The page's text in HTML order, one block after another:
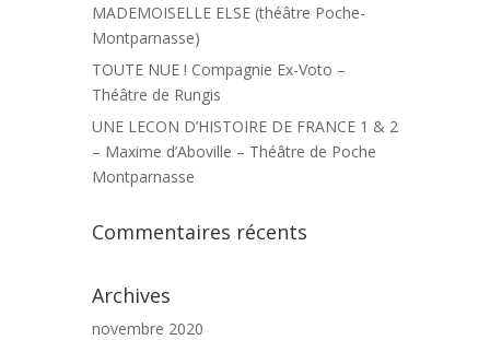
MADEMOISELLE ELSE (théâtre Poche-
Montparnasse)
TOUTE NUE ! Compagnie Ex-Voto –
Théâtre de Rungis
UNE LECON D’HISTOIRE DE FRANCE 1 & 2
– Maxime d’Aboville – Théâtre de Poche
Montparnasse
Commentaires récents
Archives
novembre 2020